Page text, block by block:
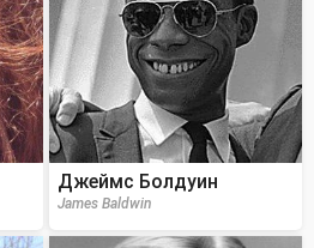
Джеймс Болдуин
James Baldwin